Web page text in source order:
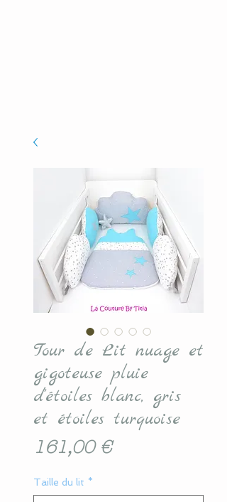
Tour de Lit nuage et
gigoteuse pluie
d'étoiles blanc, gris
et étoiles turquoise
161,00 €Prix
Taille du lit *